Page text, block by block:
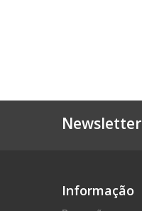
Newsletter
Informação